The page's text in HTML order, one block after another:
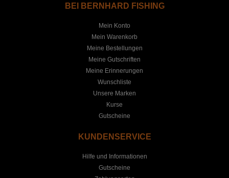
BEI BERNHARD FISHING
Mein Konto
Mein Warenkorb
Meine Bestellungen
Meine Gutschriften
Meine Erinnerungen
Wunschliste
Unsere Marken
Kurse
Gutscheine
KUNDENSERVICE
Hilfe und Informationen
Gutscheine